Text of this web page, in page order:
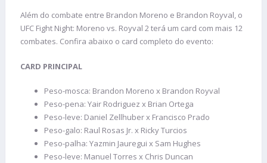
Além do combate entre Brandon Moreno e Brandon Royval, o
UFC Fight Night: Moreno vs. Royval 2 terá um card com mais 12
combates. Confira abaixo o card completo do evento:
CARD PRINCIPAL
Peso-mosca: Brandon Moreno x Brandon Royval
Peso-pena: Yair Rodriguez x Brian Ortega
Peso-leve: Daniel Zellhuber x Francisco Prado
Peso-galo: Raul Rosas Jr. x Ricky Turcios
Peso-palha: Yazmin Jauregui x Sam Hughes
Peso-leve: Manuel Torres x Chris Duncan